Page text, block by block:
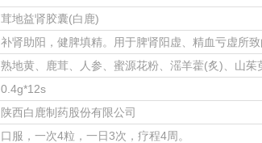
茸地益肾胶囊(白鹿)
补肾助阳，健脾填精。用于脾肾阳虚、精血亏虚所
熟地黄、鹿茸、人参、蜜源花粉、滛羊藿(炙)、山
0.4g*12s
陕西白鹿制药股份有限公司
口服，一次4粒，一日3次，疗程4周。